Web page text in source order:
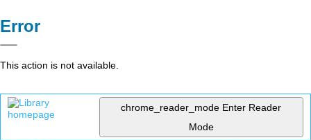
Error
This action is not available.
chrome_reader_mode Enter Reader
Mode